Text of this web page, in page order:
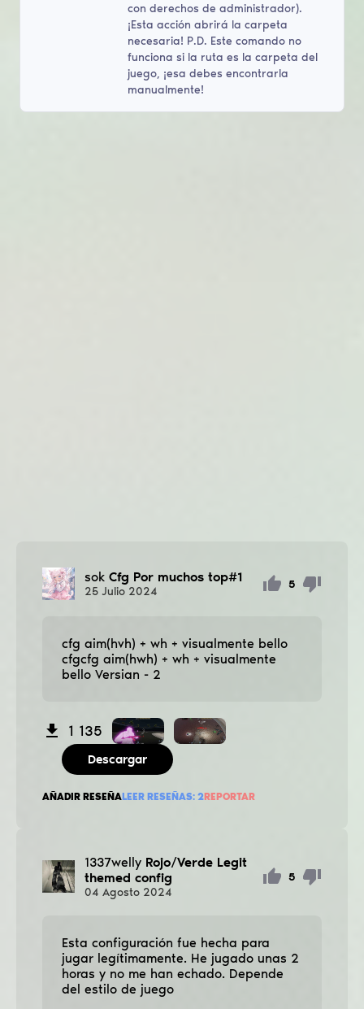
con derechos de administrador).
¡Esta acción abrirá la carpeta
necesaria! P.D. Este comando no
funciona si la ruta es la carpeta del
juego, ¡esa debes encontrarla
manualmente!
sok Cfg Por muchos top#1
25 Julio 2024
5
cfg aim(hvh) + wh + visualmente bello
cfgcfg aim(hwh) + wh + visualmente
bello Versian - 2
1 135
Descargar
AÑADIR RESEÑALEER RESEÑAS: 2REPORTAR
1337welly Rojo/Verde Legit
themed config
04 Agosto 2024
5
Esta configuración fue hecha para
jugar legítimamente. He jugado unas 2
horas y no me han echado. Depende
del estilo de juego